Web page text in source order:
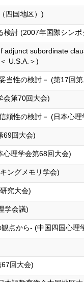
四国地区）)
討 (2007年国際シン
subordinate
U.S.A.＞)
当性の検討－ (第17回
会第70回大会)
頼性の検討－ (日本心
69回大会)
心理学会第68回大会)
ングメモリ学会)
究大会)
学会議)
点から‐ (中国四国心理
回大会)